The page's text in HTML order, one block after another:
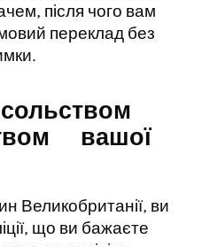
після чого вам
переклад без
вашої
Великобританії, ви
що ви бажаєте